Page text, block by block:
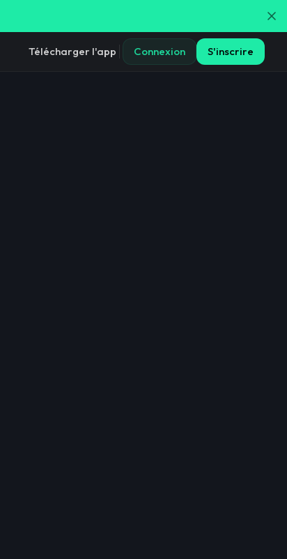
Télécharger l'app Connexion S'inscrire